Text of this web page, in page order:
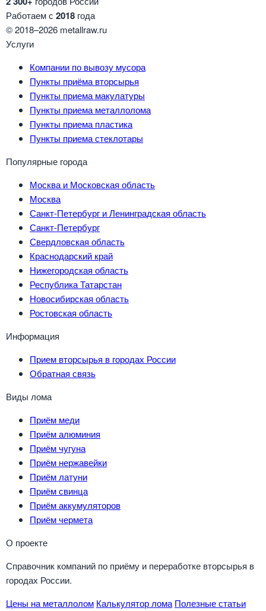
Работаем с 2018 года
© 2018–2026 metallraw.ru
Услуги
Компании по вывозу мусора
Пункты приёма вторсырья
Пункты приема макулатуры
Пункты приема металлолома
Пункты приема пластика
Пункты приема стеклотары
Популярные города
Москва и Московская область
Москва
Санкт-Петербург и Ленинградская область
Санкт-Петербург
Свердловская область
Краснодарский край
Нижегородская область
Республика Татарстан
Новосибирская область
Ростовская область
Информация
Прием вторсырья в городах России
Обратная связь
Виды лома
Приём меди
Приём алюминия
Приём чугуна
Приём нержавейки
Приём латуни
Приём свинца
Приём аккумуляторов
Приём чермета
О проекте
Справочник компаний по приёму и переработке вторсырья в
городах России.
Цены на металлолом Калькулятор лома Полезные статьи